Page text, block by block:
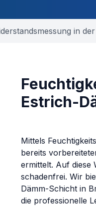
in
Estrich-
Mittels
bereits
ermittelt. Auf diese
schadenfrei. Wir
Dämm-Schicht in
die professionelle